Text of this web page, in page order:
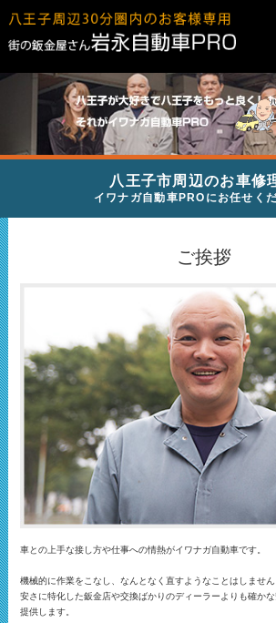
八王子市周辺のお車修
イワナガ自動車PROにお任せくだ
ご挨拶
車との上手な接し方や仕事への情熱がイワナガ自動車です。
機械的に作業をこなし、なんとなく直すようなことはしません
安さに特化した鈑金店や交換ばかりのディーラーよりも確か
提供します。